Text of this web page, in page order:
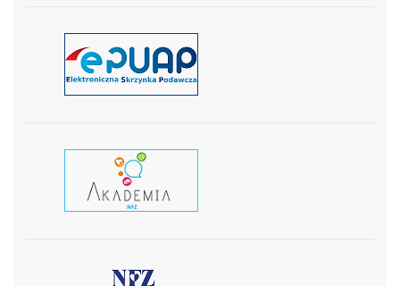
czytaj więcej